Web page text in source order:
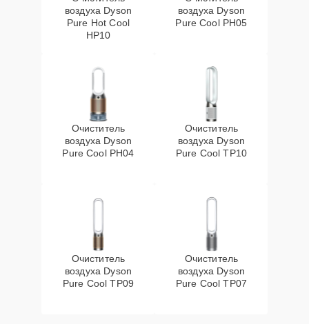
воздуха Dyson
Pure Hot Cool
HP10
воздуха Dyson
Pure Cool PH05
Очиститель
воздуха Dyson
Pure Cool PH04
Очиститель
воздуха Dyson
Pure Cool TP10
Очиститель
воздуха Dyson
Pure Cool TP09
Очиститель
воздуха Dyson
Pure Cool TP07